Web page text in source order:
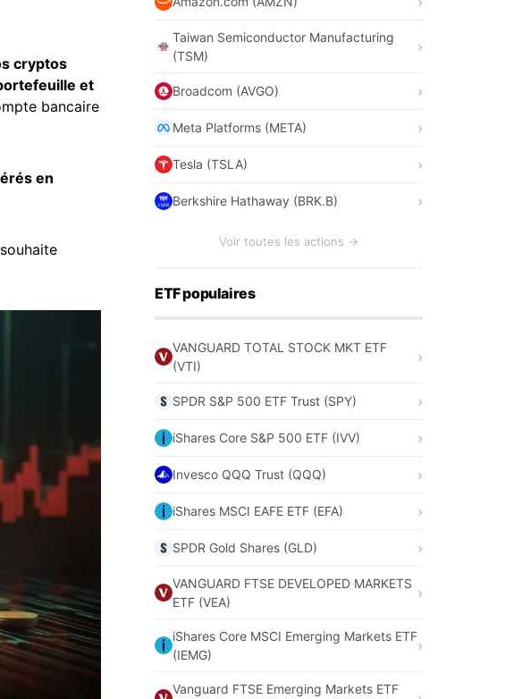
cryptos
et
bancaire
en
Taiwan Semiconductor Manufacturing
(TSM)
Broadcom (AVGO)
Meta Platforms (META)
Tesla (TSLA)
Berkshire Hathaway (BRK.B)
Voir toutes les actions →
ETF populaires
VANGUARD TOTAL STOCK MKT ETF
(VTI)
SPDR S&P 500 ETF Trust (SPY)
iShares Core S&P 500 ETF (IVV)
Invesco QQQ Trust (QQQ)
iShares MSCI EAFE ETF (EFA)
SPDR Gold Shares (GLD)
VANGUARD FTSE DEVELOPED MARKETS
ETF (VEA)
iShares Core MSCI Emerging Markets ETF
(IEMG)
Vanguard FTSE Emerging Markets ETF